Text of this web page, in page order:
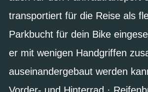
transportiert für die Reise als
Parkbucht für dein Bike
er mit wenigen Handgriffen
auseinandergebaut werden